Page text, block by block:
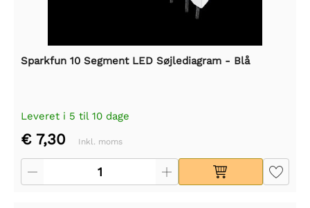
Sparkfun 10 Segment LED Søjlediagram - Blå
Leveret i 5 til 10 dage
€ 7,30 Inkl. moms